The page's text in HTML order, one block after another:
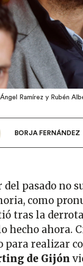
Ramírez y Rubén
BORJA FERNÁNDEZ
pasado no
como
tras la
hecho ahora.
para realizar
de Gijón